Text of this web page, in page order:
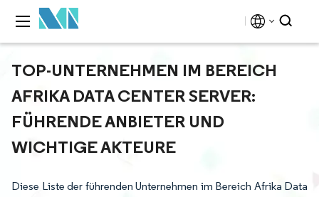
TOP-UNTERNEHMEN IM BEREICH
AFRIKA DATA CENTER SERVER:
FÜHRENDE ANBIETER UND
WICHTIGE AKTEURE
Diese Liste der führenden Unternehmen im Bereich Afrika Data